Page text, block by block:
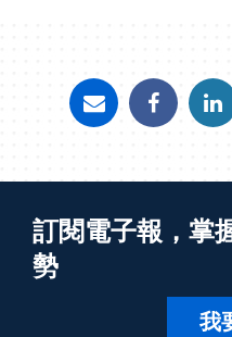
訂閱電子報，掌
勢
我